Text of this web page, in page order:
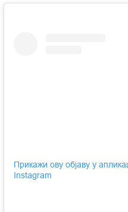
Прикажи ову објаву у
Instagram